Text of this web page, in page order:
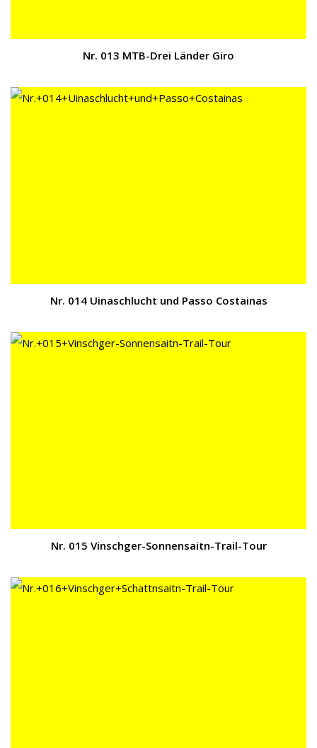
Nr. 013 MTB-Drei Länder Giro
Nr. 014 Uinaschlucht und Passo Costainas
Nr. 015 Vinschger-Sonnensaitn-Trail-Tour